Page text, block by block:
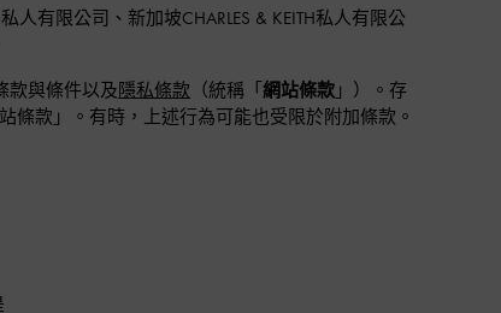
人有限公司、新加坡CHARLES & KEITH私人有限公
款與條件以及隱私條款 （統稱「 網站條款 」）。存
條款」。有時，上述行為可能也受限於附加條款。